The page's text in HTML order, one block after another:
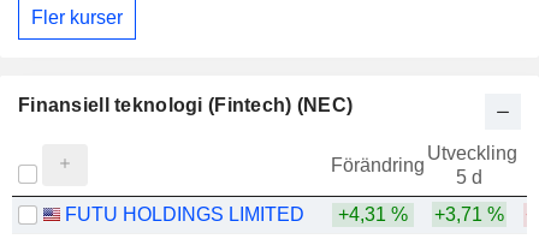
Fler kurser
Finansiell teknologi (Fintech) (NEC)
Förändring
Utveckling
5 d
FUTU HOLDINGS LIMITED +4,31 % +3,71 %